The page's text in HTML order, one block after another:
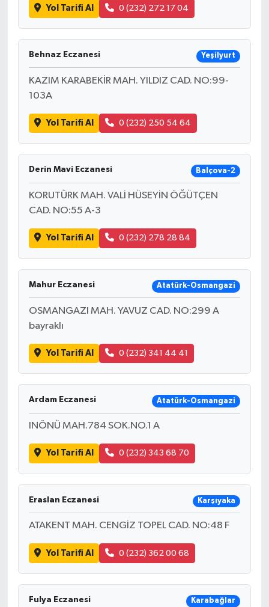
Yol Tarifi Al 0 (232) 272 17 04
Behnaz Eczanesi Yeşilyurt
KAZIM KARABEKİR MAH. YILDIZ CAD. NO:99-
103A
Yol Tarifi Al 0 (232) 250 54 64
Derin Mavi Eczanesi Balçova-2
KORUTÜRK MAH. VALİ HÜSEYİN ÖĞÜTÇEN
CAD. NO:55 A-3
Yol Tarifi Al 0 (232) 278 28 84
Mahur Eczanesi Atatürk-Osmangazi
OSMANGAZI MAH. YAVUZ CAD. NO:299 A
bayraklı
Yol Tarifi Al 0 (232) 341 44 41
Ardam Eczanesi Atatürk-Osmangazi
INÖNÜ MAH.784 SOK.NO.1 A
Yol Tarifi Al 0 (232) 343 68 70
Eraslan Eczanesi Karşıyaka
ATAKENT MAH. CENGİZ TOPEL CAD. NO:48 F
Yol Tarifi Al 0 (232) 362 00 68
Fulya Eczanesi Karabağlar